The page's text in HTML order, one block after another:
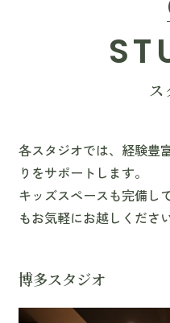
ス
各スタジオでは、経験豊
りをサポートします。
キッズスペースも完備し
もお気軽にお越しくださ
博多スタジオ